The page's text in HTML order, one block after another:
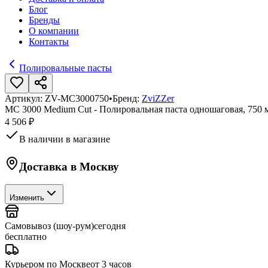
Блог
Бренды
О компании
Контакты
Полировальные пасты
Артикул: ZV-MC3000750•Бренд: ZviZZer
MC 3000 Medium Cut - Полировальная паста одношаговая, 750
4 506 ₽
В наличии в магазине
Доставка в Москву
Изменить
Самовывоз (шоу-рум)сегодня
бесплатно
Курьером по Москвеот 3 часов